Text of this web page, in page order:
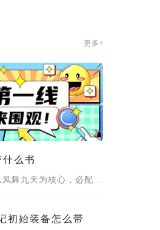
更多+
么书
陆小凤的秘籍搭配以凤舞九天为核心，必配一本攻击型绝世甲级秘籍...
初始装备怎么带